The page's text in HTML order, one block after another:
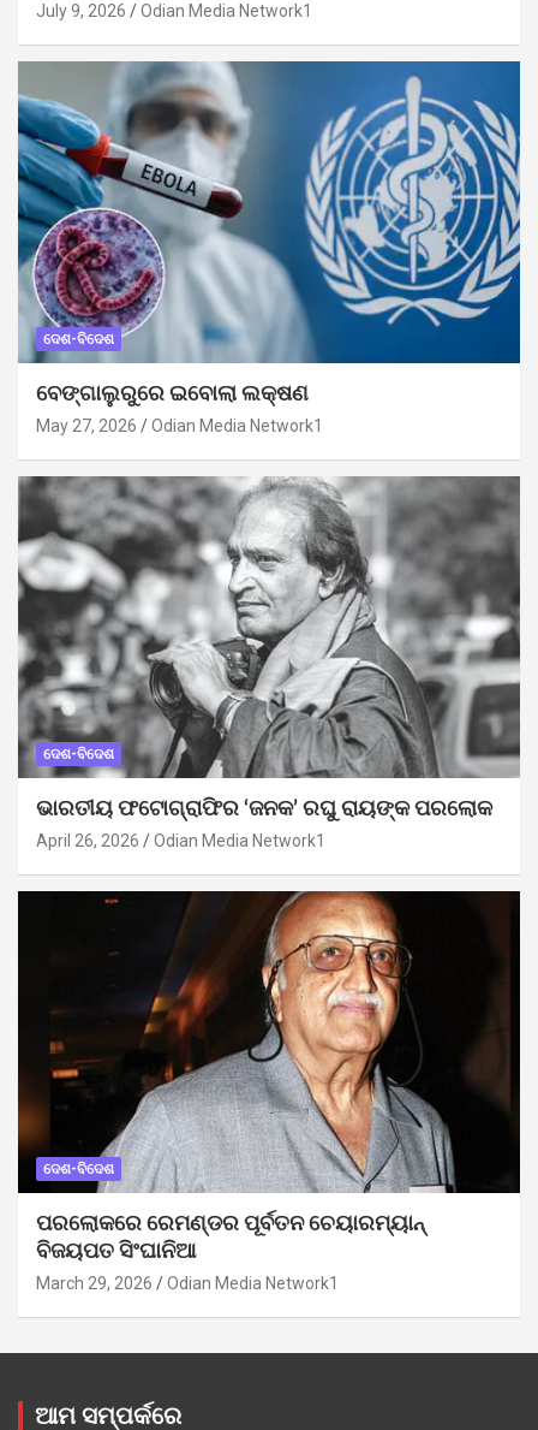
July 9, 2026 Odian Media Network1
ଦେଶ-ବିଦେଶ
ବେଙ୍ଗାଲୁରୁରେ ଇବୋଲା ଲକ୍ଷଣ
May 27, 2026 Odian Media Network1
ଦେଶ-ବିଦେଶ
ଭାରତୀୟ ଫଟୋଗ୍ରାଫିର ‘ଜନକ’ ରଘୁ ରାୟଙ୍କ ପରଲୋକ
April 26, 2026 Odian Media Network1
ଦେଶ-ବିଦେଶ
ପରଲୋକରେ ରେମଣ୍ଡର ପୂର୍ବତନ ଚେୟାରମ୍ୟାନ୍
ବିଜୟପତ ସିଂଘାନିଆ
March 29, 2026 Odian Media Network1
ଆମ ସମ୍ପର୍କରେ